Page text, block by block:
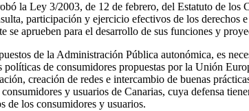
la Ley 3/2003, de 12 de febrero, del Estatuto de
participación y ejercicio efectivos de los derechos
aprueben para el desarrollo de sus funciones y
de la Administración Pública autonómica, es
de consumidores propuestas por la Unión
creación de redes e intercambio de buenas
y usuarios de Canarias, cuya defensa
de los consumidores y usuarios.